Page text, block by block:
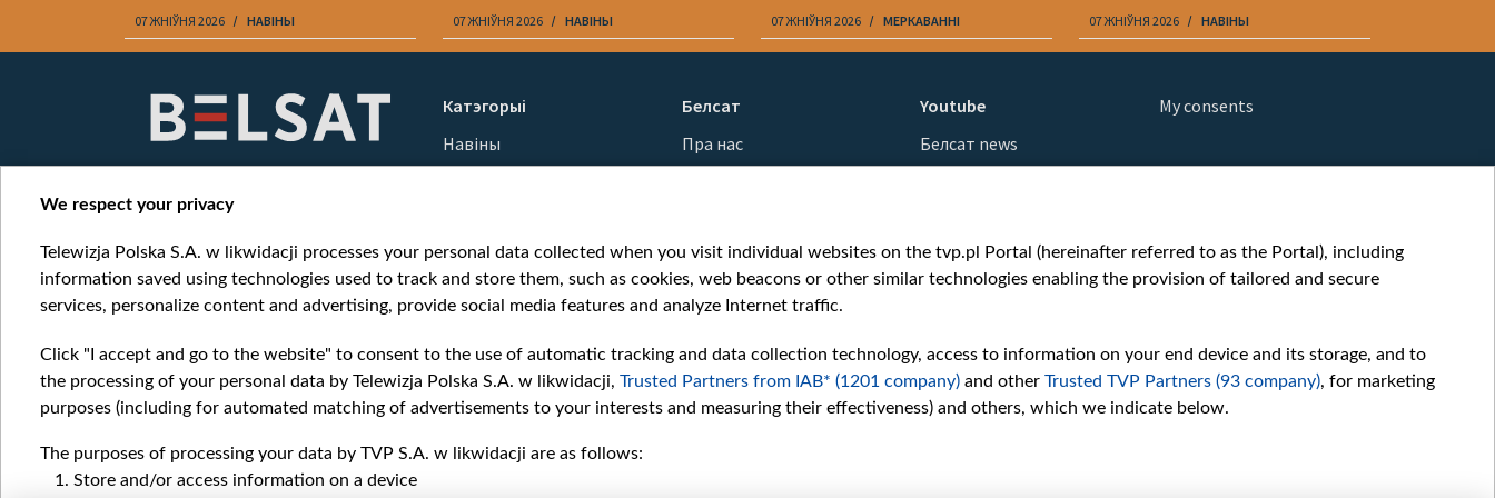
07 ЖНІЎНЯ 2026 НАВІНЫ 07 ЖНІЎНЯ 2026 НАВІНЫ 07 ЖНІЎНЯ 2026 МЕРКАВАННI 07 ЖНІЎНЯ 2026 НАВІНЫ
Катэгорыі
Навіны
Вайна
Белсат
Пра нас
Кантакты
Як нас глядзець
Узнагароды
Міжнародная супраца
Ціск з боку ўладаў
Беларусі
Як нас падтрымаць
Youtube
Белсат news
Белсат Shorts
Belsat English
Biełsat PL
Белсат History
Белсат Music
Белсат Doc
My consents
We respect your privacy
Telewizja Polska S.A. w likwidacji processes your personal data collected when you visit individual websites on the tvp.pl Portal (hereinafter referred to as the Portal), including
information saved using technologies used to track and store them, such as cookies, web beacons or other similar technologies enabling the provision of tailored and secure
services, personalize content and advertising, provide social media features and analyze Internet traffic.
Click "I accept and go to the website" to consent to the use of automatic tracking and data collection technology, access to information on your end device and its storage, and to
the processing of your personal data by Telewizja Polska S.A. w likwidacji, Trusted Partners from IAB* (1201 company) and other Trusted TVP Partners (93 company), for marketing
purposes (including for automated matching of advertisements to your interests and measuring their effectiveness) and others, which we indicate below.
The purposes of processing your data by TVP S.A. w likwidacji are as follows:
Store and/or access information on a device